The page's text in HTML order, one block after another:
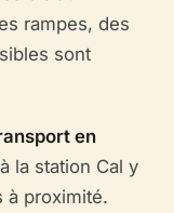
rampes, des
sont
en
la station Cal y
à proximité.